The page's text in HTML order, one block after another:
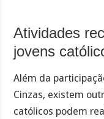
Atividades
jovens
Além da
Cinzas, existem
católicos podem